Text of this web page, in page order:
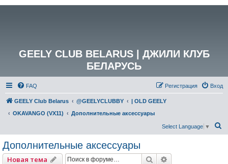
GEELY CLUB BELARUS | ДЖИЛИ КЛУБ
БЕЛАРУСЬ
FAQ Вход
Регистрация
GEELY Club Belarus @GEELYCLUBBY
| OLD GEELY
OKAVANGO (VX11)
Дополнительные аксессуары
Select Language ▼
Дополнительные аксессуары
Новая тема Поиск